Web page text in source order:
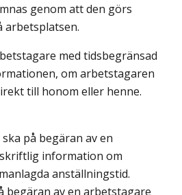
genom att den görs
arbetsplatsen.
med tidsbegränsad
om arbetstagaren
till honom eller henne.
på begäran av en
information om
anställningstid.
begäran av en arbetstagare